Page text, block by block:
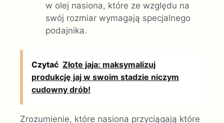
w olej nasiona, które ze względu na
swój rozmiar wymagają specjalnego
podajnika.
Czytać Złote jaja: maksymalizuj
produkcję jaj w swoim stadzie niczym
cudowny drób!
Zrozumienie, które nasiona przyciągają które